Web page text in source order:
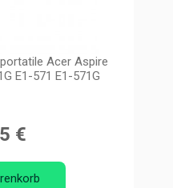
Acer Aspire
E1-571 E1-571G
€